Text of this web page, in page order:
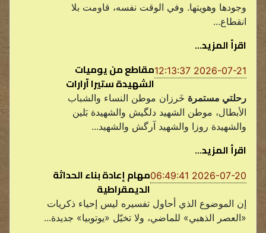
وجودها وهويتها. وفي الوقت نفسه، قاومت بلا
انقطاع...
اقرأ المزيد...
2026-07-21 12:13:37
مقاطع من يوميات
الشهيدة ستيرا آرارات
رحلتي مستمرة خَرزان موطن النساء والشباب
الأبطال، موطن الشهيد دلگيش والشهيدة بَلين
والشهيدة روزا والشهيد آرگش والشهيد...
اقرأ المزيد...
2026-07-20 06:49:41
مهام إعادة بناء الحداثة
الديمقراطية
إن الموضوع الذي أحاول تفسيره ليس إحياء ذكريات
«العصر الذهبي» للماضي، ولا تخيّل «يوتوبيا» جديدة...